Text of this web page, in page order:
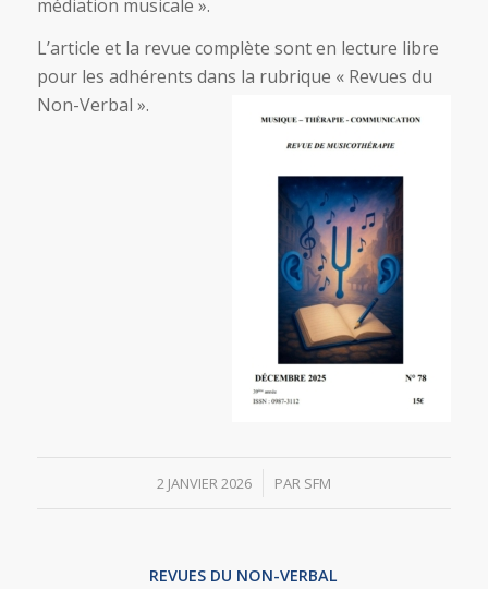
médiation musicale ».
L’article et la revue complète sont en lecture libre
pour les adhérents dans la rubrique « Revues du
Non-Verbal ».
2 JANVIER 2026
/ PAR SFM
REVUES DU NON-VERBAL